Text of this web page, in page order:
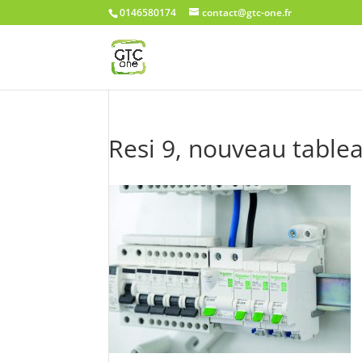
0146580174 contact@gtc-one.fr
Resi 9, nouveau